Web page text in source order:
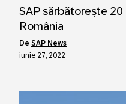
SAP sărbătorește
România
de SAP News
iunie 27, 2022